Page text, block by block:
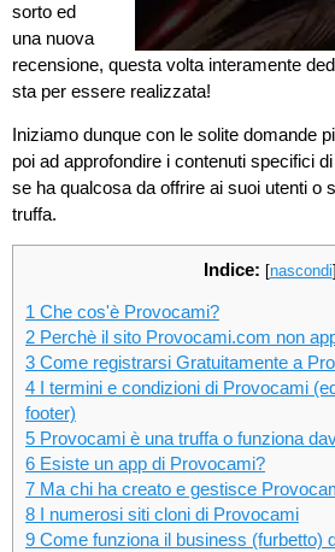
sorto ed
una nuova
recensione, questa volta interamente
sta per essere realizzata!
Iniziamo dunque con le solite domande
poi ad approfondire i contenuti specifici
se ha qualcosa da offrire ai suoi utenti o
truffa.
Indice: [nascondi]
1 Che cos'è Provocami?
2 Perchè il sito Provocami.com non
3 Come registrarsi Gratuitamente a
4 I termini e condizioni di Provocami
footer)
5 Provocami è una truffa o funziona
6 Esiste un app di Provocami?
7 Ma chi ha creato e gestisce
8 I numerosi siti cloni di Provocami
9 Come funziona il business (furbetto)